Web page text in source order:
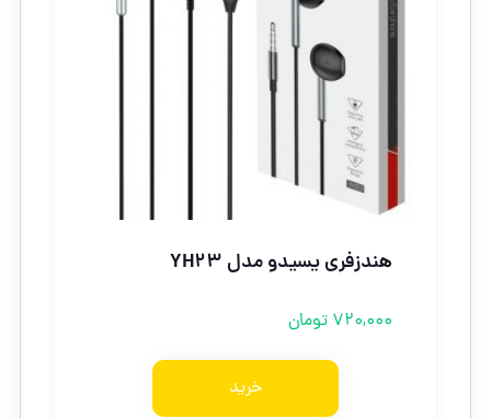
هندزفری یسیدو مدل YH23
720,000 تومان
خرید